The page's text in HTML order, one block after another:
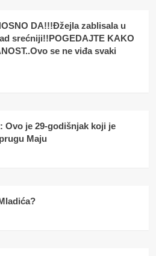
DA!!!Đžejla zablisala u
srećniji!!POGEDAJTE KAKO
se ne viđa svaki
Ovo je 29-godišnjak koji je
Maju